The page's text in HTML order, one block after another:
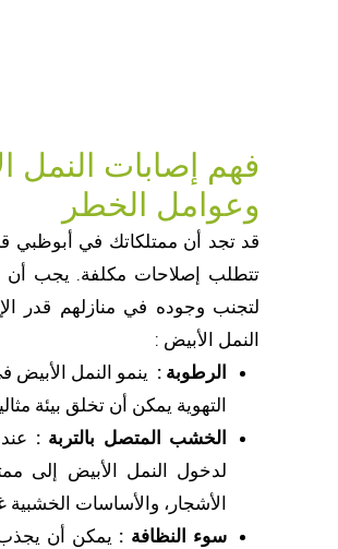
فهم إصابات النمل
وعوامل الخطر
قد تجد أن ممتلكاتك في أبوظبي
تتطلب إصلاحات مكلفة. يجب أن
لتجنب وجوده في منازلهم قدر
النمل الأبيض :
الرطوبة : ينمو النمل الأبيض
التهوية يمكن أن تخلق بيئة
الخشب المتصل بالتربة:
لدخول النمل الأبيض إلى
الأشجار، والأساسات الخشبية
سوء النظافة : يمكن أن يجذب